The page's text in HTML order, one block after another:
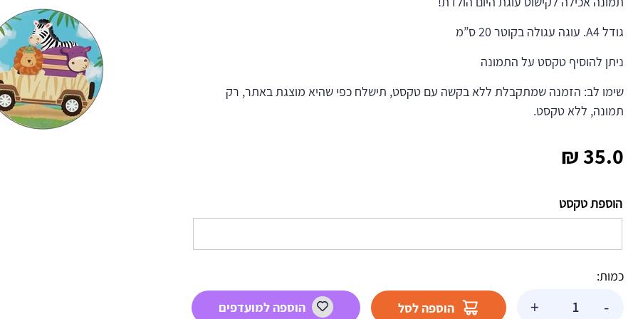
גודל A4. עוגה עגולה בקוטר 20 ס”מ
ניתן להוסיף טקסט על התמונה
שימו לב: הזמנה שמתקבלת ללא בקשה עם טקסט, תישלח כפי שהיא מוצגת באתר, רק
תמונה, ללא טקסט.
35.0
₪
הוספת טקסט
כמות:
-
של
+ הוספה לסל הוספה למועדפים